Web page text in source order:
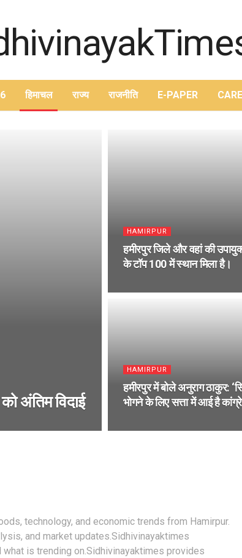
हिमाचल राज्य राजनीति E-PAPER
अंतिम विदाई
HAMIRPUR
हमीरपुर जिले और वहां की
के टॉप 100 में स्थान मिला है।
HAMIRPUR
हमीरपुर में बोले अनुराग ठाकुर:
भोगने के लिए सत्ता में आई है
technology, and economic trends from Hamirpur.
and market updates.Sidhivinayaktimes
is trending on.Sidhivinayaktimes provides